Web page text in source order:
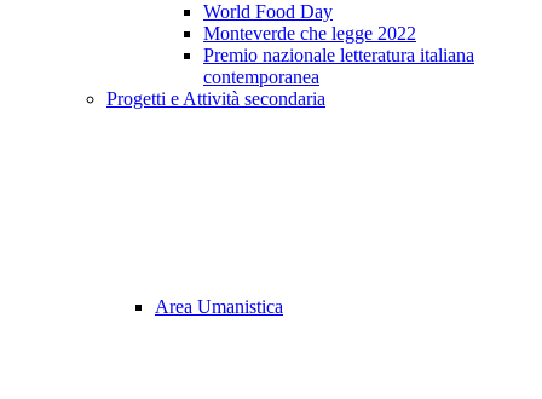
World Food Day
Monteverde che legge 2022
Premio nazionale letteratura italiana
contemporanea
Progetti e Attività secondaria
Area Umanistica